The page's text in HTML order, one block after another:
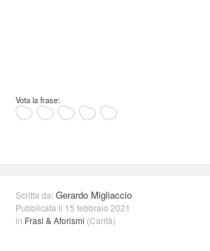
Vota la frase:
Scritta da:Gerardo Migliaccio
Pubblicata il 15 febbraio 2021
in Frasi & Aforismi (Carità)